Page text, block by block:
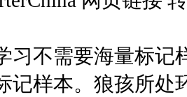
习不需要海量标记
记样本。狼孩所